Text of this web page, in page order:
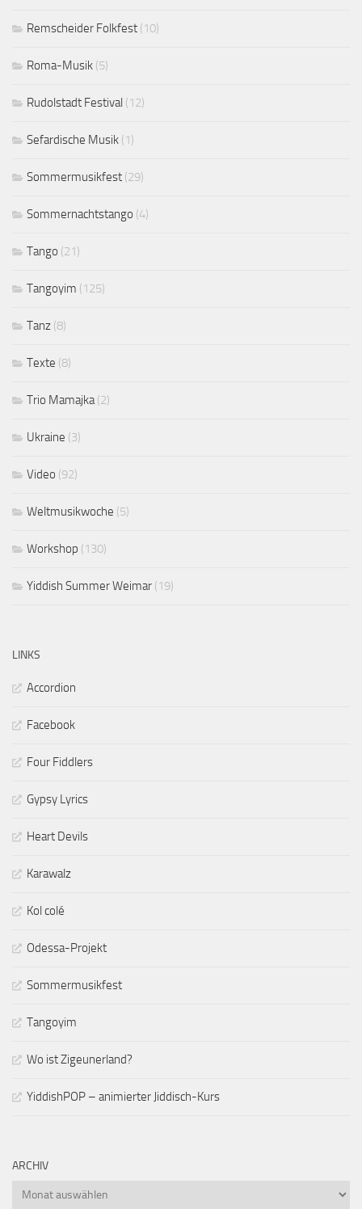
Remscheider Folkfest (10)
Roma-Musik (5)
Rudolstadt Festival (12)
Sefardische Musik (1)
Sommermusikfest (29)
Sommernachtstango (4)
Tango (21)
Tangoyim (125)
Tanz (8)
Texte (8)
Trio Mamajka(2)
Ukraine (3)
Video (92)
Weltmusikwoche (5)
Workshop (130)
Yiddish Summer Weimar (19)
LINKS
Accordion
Facebook
Four Fiddlers
Gypsy Lyrics
Heart Devils
Karawalz
Kol colé
Odessa-Projekt
Sommermusikfest
Tangoyim
Wo ist Zigeunerland?
YiddishPOP – animierter Jiddisch-Kurs
ARCHIV
Archiv